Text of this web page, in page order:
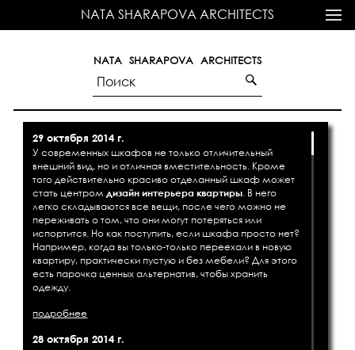
NATA SHARAPOVA ARCHITECTS
NATA SHARAPOVA ARCHITECTS
29 октября 2014 г.
У современных шкафов не только отличительный
внешний вид, но и отличная вместительность. Кроме
того действительно красиво отделанный шкаф может
стать центромдизайн интерьера квартиры. В него
легко складываются все вещи, после чего можно не
переживать о том, что они могут потеряться или
испортится. Но как поступить, если шкафа просто нет?
Например, когда вы только-только переехали в новую
квартиру, практически пустую и без мебели? Для этого
есть парочка ценных альтернатив, чтобы хранить
одежду.
подробнее
28 октября 2014 г.